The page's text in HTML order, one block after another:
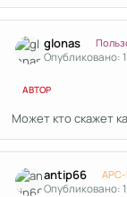
glonas
Опубликовано:
АВТОР
Может кто скажет
antip66
Опубликовано: